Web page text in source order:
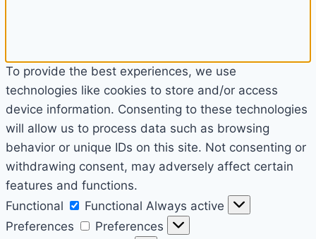
To provide the best experiences, we use
technologies like cookies to store and/or access
device information. Consenting to these technologies
will allow us to process data such as browsing
behavior or unique IDs on this site. Not consenting or
withdrawing consent, may adversely affect certain
features and functions.
Functional
Functional Always active
Preferences
Preferences